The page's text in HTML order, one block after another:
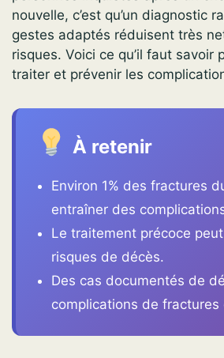
nouvelle, c’est qu’un diagnostic
gestes adaptés réduisent très
risques. Voici ce qu’il faut savoir
traiter et prévenir les
À retenir
Environ 1% des fractures
entraîner des
Le traitement précoce
risques de décès.
Des cas documentés de
complications de fractures